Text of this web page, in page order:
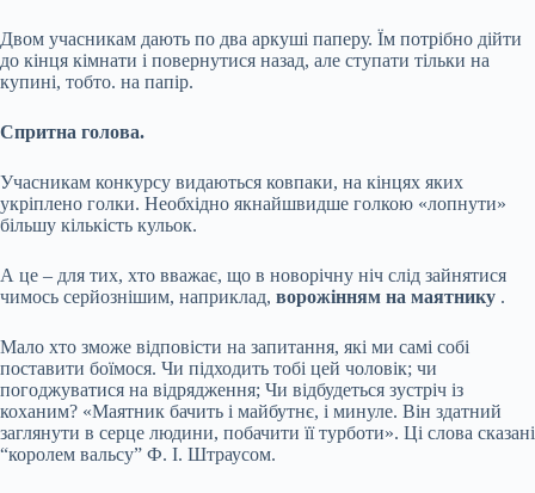
Двом учасникам дають по два аркуші паперу. Їм потрібно дійти
до кінця кімнати і повернутися назад, але ступати тільки на
купині, тобто. на папір.
Спритна голова.
Учасникам конкурсу видаються ковпаки, на кінцях яких
укріплено голки. Необхідно якнайшвидше голкою «лопнути»
більшу кількість кульок.
А це – для тих, хто вважає, що в новорічну ніч слід зайнятися
чимось серйознішим, наприклад, ворожінням на маятнику .
Мало хто зможе відповісти на запитання, які ми самі собі
поставити боїмося. Чи підходить тобі цей чоловік; чи
погоджуватися на відрядження; Чи відбудеться зустріч із
коханим? «Маятник бачить і майбутнє, і минуле. Він здатний
заглянути в серце людини, побачити її турботи». Ці слова сказані
“королем вальсу” Ф. І. Штраусом.